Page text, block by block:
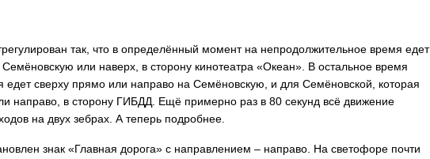
так, что в определённый момент на непродолжительное время едет
или наверх, в сторону кинотеатра «Океан». В остальное время
едет сверху прямо или направо на Семёновскую, и для Семёновской, которая
направо, в сторону ГИБДД. Ещё примерно раз в 80 секунд всё движение
на двух зебрах. А теперь подробнее.
знак «Главная дорога» с направлением – направо. На светофоре почти